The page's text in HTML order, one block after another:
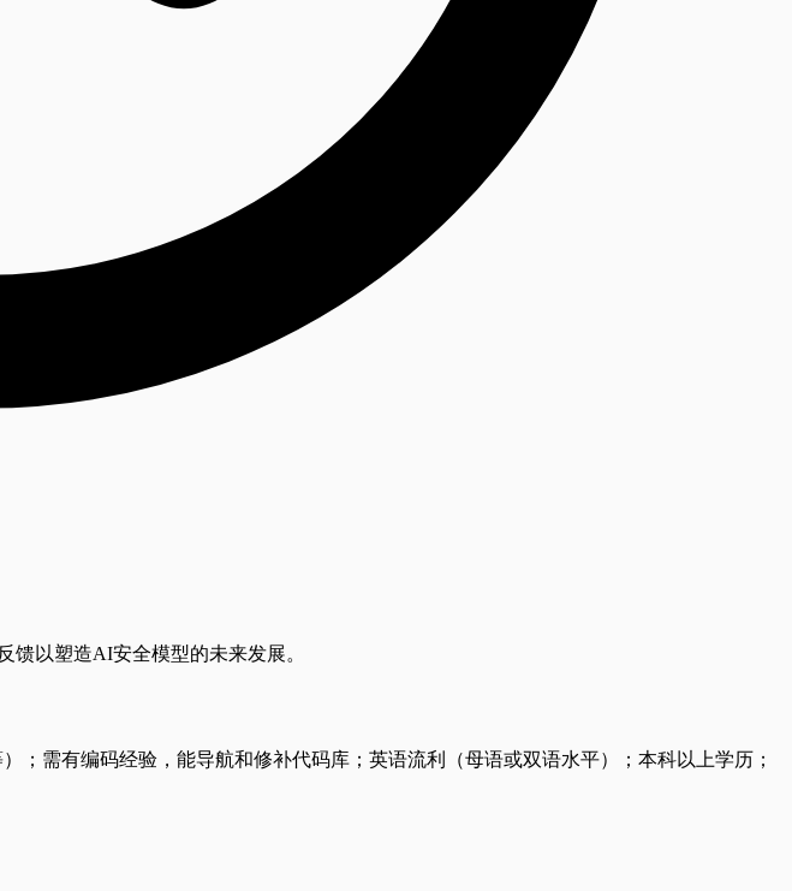
以塑造AI安全模型的未来发展。
需有编码经验，能导航和修补代码库；英语流利（母语或双语水平）；本科以上学历；